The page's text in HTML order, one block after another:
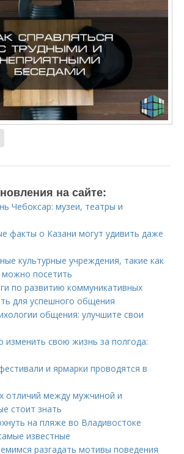
на сайте:
Чебоксар: музеи, театры и
факты о Казани могут удивить даже
культурные учреждения, такие как
можно посетить
по развитию коммуникативных
для успешного общения
общения: улучшите свои
изменить свою жизнь за полгода:
и ярмарки проводятся в
отличий между мужчиной и
стоит знать
на пляже во Владивостоке
известные
разгадать мотивы поведения